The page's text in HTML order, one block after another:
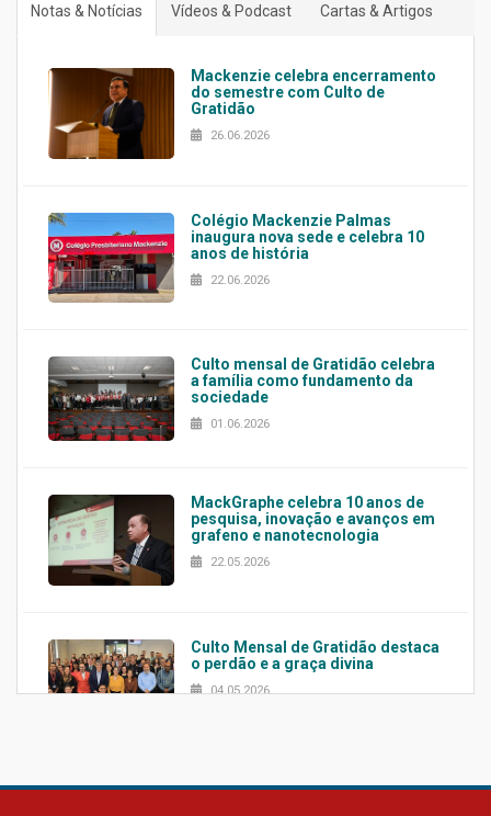
Notas & Notícias Vídeos & Podcast Cartas & Artigos
Mackenzie celebra encerramento
do semestre com Culto de
Gratidão
26.06.2026
Colégio Mackenzie Palmas
inaugura nova sede e celebra 10
anos de história
22.06.2026
Culto mensal de Gratidão celebra
a família como fundamento da
sociedade
01.06.2026
MackGraphe celebra 10 anos de
pesquisa, inovação e avanços em
grafeno e nanotecnologia
22.05.2026
Culto Mensal de Gratidão destaca
o perdão e a graça divina
04.05.2026
Confira como foi o culto mensal